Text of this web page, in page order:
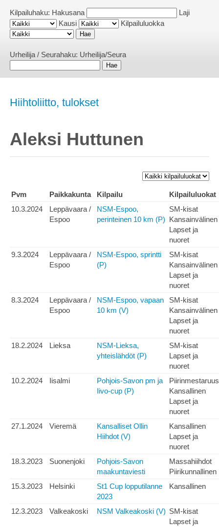
Kilpailuhaku: Hakusana
Laji
Kausi
Kilpailuluokka
Urheilija / Seurahaku: Urheilija/Seura
Hiihtoliitto, tulokset
Aleksi Huttunen
Pvm Paikkakunta Kilpailu
Kilpailuluokat
10.3.2024
Leppävaara /
Espoo
NSM-Espoo,
perinteinen 10 km (P)
SM-kisat
Kansainvälinen
Lapset ja
nuoret
9.3.2024
Leppävaara /
Espoo
NSM-Espoo, sprintti
(P)
SM-kisat
Kansainvälinen
Lapset ja
nuoret
8.3.2024
Leppävaara /
Espoo
NSM-Espoo, vapaan
10 km (V)
SM-kisat
Kansainvälinen
Lapset ja
nuoret
18.2.2024
Lieksa
NSM-Lieksa,
yhteislähdöt (P)
SM-kisat
Lapset ja
nuoret
10.2.2024
Iisalmi
Pohjois-Savon pm ja
Iivo-cup (P)
Piirinmestaruus
Kansallinen
Lapset ja
nuoret
27.1.2024
Vieremä
Kansalliset Ollin
Hiihdot (V)
Kansallinen
Lapset ja
nuoret
18.3.2023
Suonenjoki
Pohjois-Savon
maakuntaviesti
Massahiihdot
Piirikunnallinen
15.3.2023
Helsinki
St1 Cup lopputilanne
2023
Kansallinen
12.3.2023 Valkeakoski NSM Valkeakoski (V) SM-kisat
Lapset ja